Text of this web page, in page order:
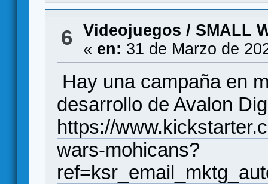
6 Videojuegos / SMALL
« en: 31 de Marzo de
Hay una campaña en
desarrollo de Avalon
https://
wars-mohicans?